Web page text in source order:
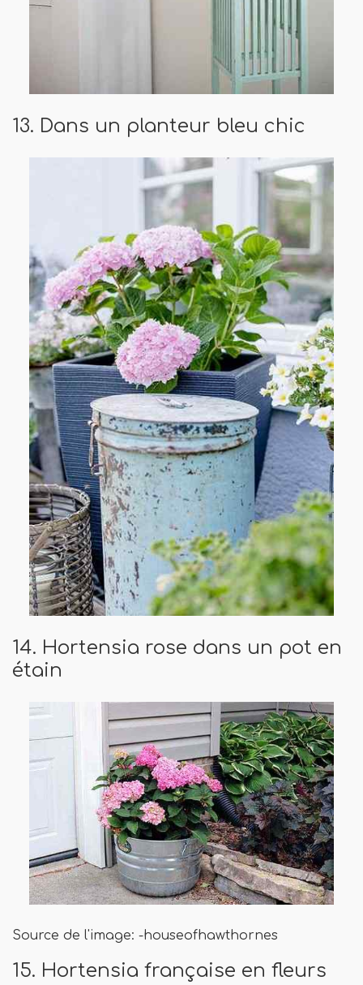
13. Dans un planteur bleu chic
14. Hortensia rose dans un pot en
étain
Source de l'image: -houseofhawthornes
15. Hortensia française en fleurs